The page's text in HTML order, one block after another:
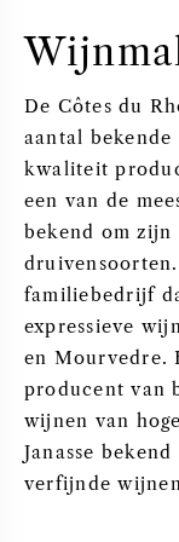
De Côtes du
aantal
kwaliteit
een van de
bekend om zijn
familiebedrijf
expressieve
en Mourvedre.
producent van
wijnen van
Janasse
verfijnde